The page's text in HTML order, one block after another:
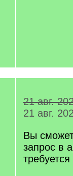
21 авг.
21 авг.
Вы
запрос в